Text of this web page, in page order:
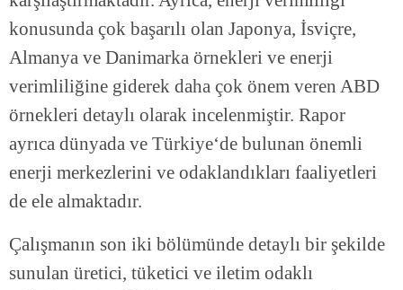
konusunda çok başarılı olan Japonya, İsviçre,
Almanya ve Danimarka örnekleri ve enerji
verimliliğine giderek daha çok önem veren ABD
örnekleri detaylı olarak incelenmiştir. Rapor
ayrıca dünyada ve Türkiye‘de bulunan önemli
enerji merkezlerini ve odaklandıkları faaliyetleri
de ele almaktadır.
Çalışmanın son iki bölümünde detaylı bir şekilde
sunulan üretici, tüketici ve iletim odaklı